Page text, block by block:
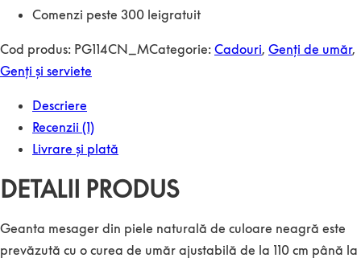
Comenzi peste 300 leigratuit
Cod produs: PG114CN_MCategorie: Cadouri, Genți de umăr,
Genți și serviete
Descriere
Recenzii (1)
Livrare și plată
DETALII PRODUS
Geanta mesager din piele naturală de culoare neagră este
prevăzută cu o curea de umăr ajustabilă de la 110 cm până la